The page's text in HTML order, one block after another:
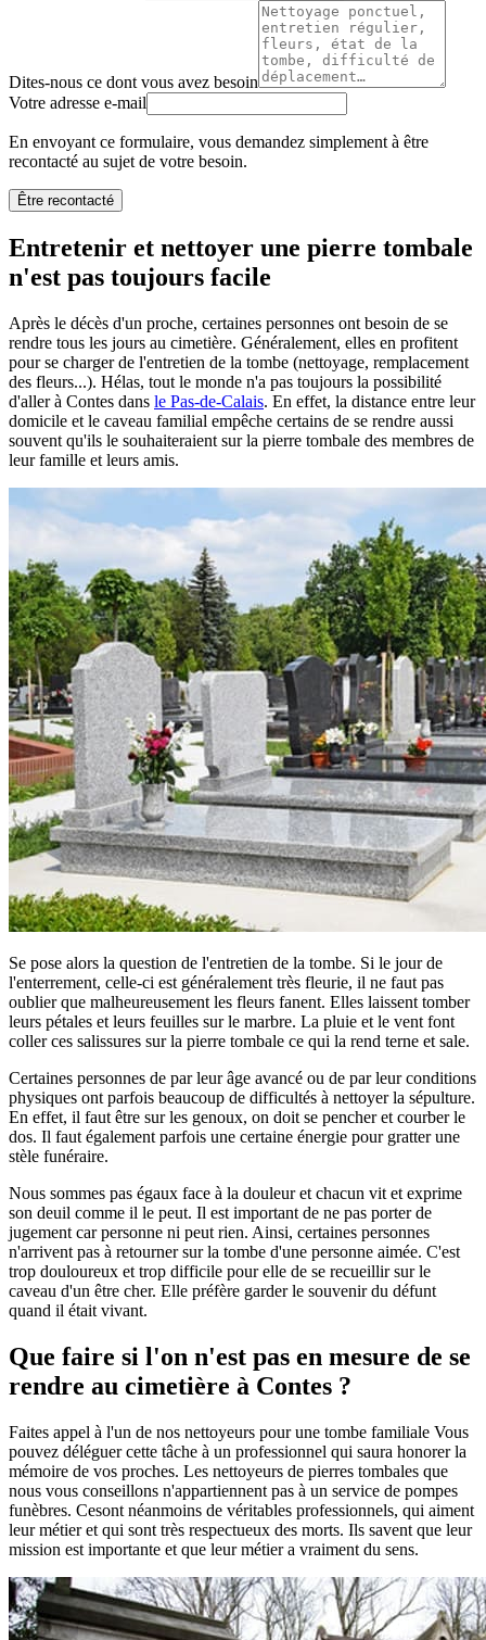
Dites-nous ce dont vous avez besoin
Votre adresse e-mail
En envoyant ce formulaire, vous demandez simplement à être
recontacté au sujet de votre besoin.
Être recontacté
Entretenir et nettoyer une pierre tombale
n'est pas toujours facile
Après le décès d'un proche, certaines personnes ont besoin de se
rendre tous les jours au cimetière. Généralement, elles en profitent
pour se charger de l'entretien de la tombe (nettoyage, remplacement
des fleurs...). Hélas, tout le monde n'a pas toujours la possibilité
d'aller à Contes dans le Pas-de-Calais. En effet, la distance entre leur
domicile et le caveau familial empêche certains de se rendre aussi
souvent qu'ils le souhaiteraient sur la pierre tombale des membres de
leur famille et leurs amis.
Se pose alors la question de l'entretien de la tombe. Si le jour de
l'enterrement, celle-ci est généralement très fleurie, il ne faut pas
oublier que malheureusement les fleurs fanent. Elles laissent tomber
leurs pétales et leurs feuilles sur le marbre. La pluie et le vent font
coller ces salissures sur la pierre tombale ce qui la rend terne et sale.
Certaines personnes de par leur âge avancé ou de par leur conditions
physiques ont parfois beaucoup de difficultés à nettoyer la sépulture.
En effet, il faut être sur les genoux, on doit se pencher et courber le
dos. Il faut également parfois une certaine énergie pour gratter une
stèle funéraire.
Nous sommes pas égaux face à la douleur et chacun vit et exprime
son deuil comme il le peut. Il est important de ne pas porter de
jugement car personne ni peut rien. Ainsi, certaines personnes
n'arrivent pas à retourner sur la tombe d'une personne aimée. C'est
trop douloureux et trop difficile pour elle de se recueillir sur le
caveau d'un être cher. Elle préfère garder le souvenir du défunt
quand il était vivant.
Que faire si l'on n'est pas en mesure de se
rendre au cimetière à Contes ?
Faites appel à l'un de nos nettoyeurs pour une tombe familiale Vous
pouvez déléguer cette tâche à un professionnel qui saura honorer la
mémoire de vos proches. Les nettoyeurs de pierres tombales que
nous vous conseillons n'appartiennent pas à un service de pompes
funèbres. Cesont néanmoins de véritables professionnels, qui aiment
leur métier et qui sont très respectueux des morts. Ils savent que leur
mission est importante et que leur métier a vraiment du sens.